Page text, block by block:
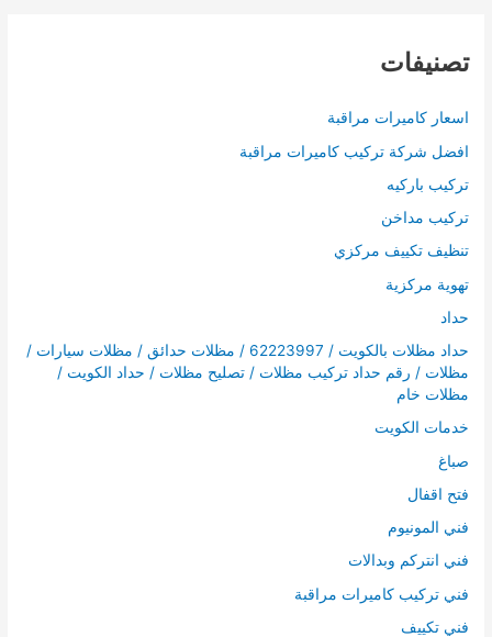
تصنيفات
اسعار كاميرات مراقبة
افضل شركة تركيب كاميرات مراقبة
تركيب باركيه
تركيب مداخن
تنظيف تكييف مركزي
تهوية مركزية
حداد
حداد مظلات بالكويت / 62223997 / مظلات حدائق / مظلات سيارات /
مظلات / رقم حداد تركيب مظلات / تصليح مظلات / حداد الكويت /
مظلات خام
خدمات الكويت
صباغ
فتح اقفال
فني المونيوم
فني انتركم وبدالات
فني تركيب كاميرات مراقبة
فني تكييف